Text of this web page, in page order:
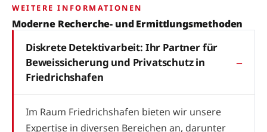
WEITERE INFORMATIONEN
Moderne Recherche- und Ermittlungsmethoden
Diskrete Detektivarbeit: Ihr Partner für
Beweissicherung und Privatschutz in
Friedrichshafen
Im Raum Friedrichshafen bieten wir unsere
Expertise in diversen Bereichen an, darunter